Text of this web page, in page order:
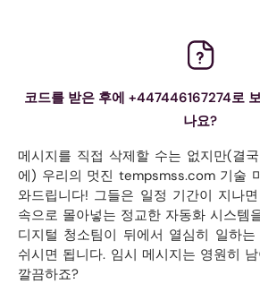
코드를 받은 후에 +447446167274로
나요?
메시지를 직접 삭제할 수는 없지만(결
에) 우리의 멋진 tempsmss.com 기술
와드립니다! 그들은 일정 기간이 지나
속으로 몰아넣는 정교한 자동화 시스템
디지털 청소팀이 뒤에서 열심히 일하
쉬시면 됩니다. 임시 메시지는 영원히
깔끔하죠?